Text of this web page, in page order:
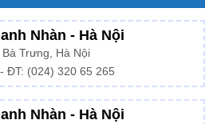
Nhàn - Hà Nội
Trưng, Hà Nội
- ĐT: (024) 320 65 265
Nhàn - Hà Nội